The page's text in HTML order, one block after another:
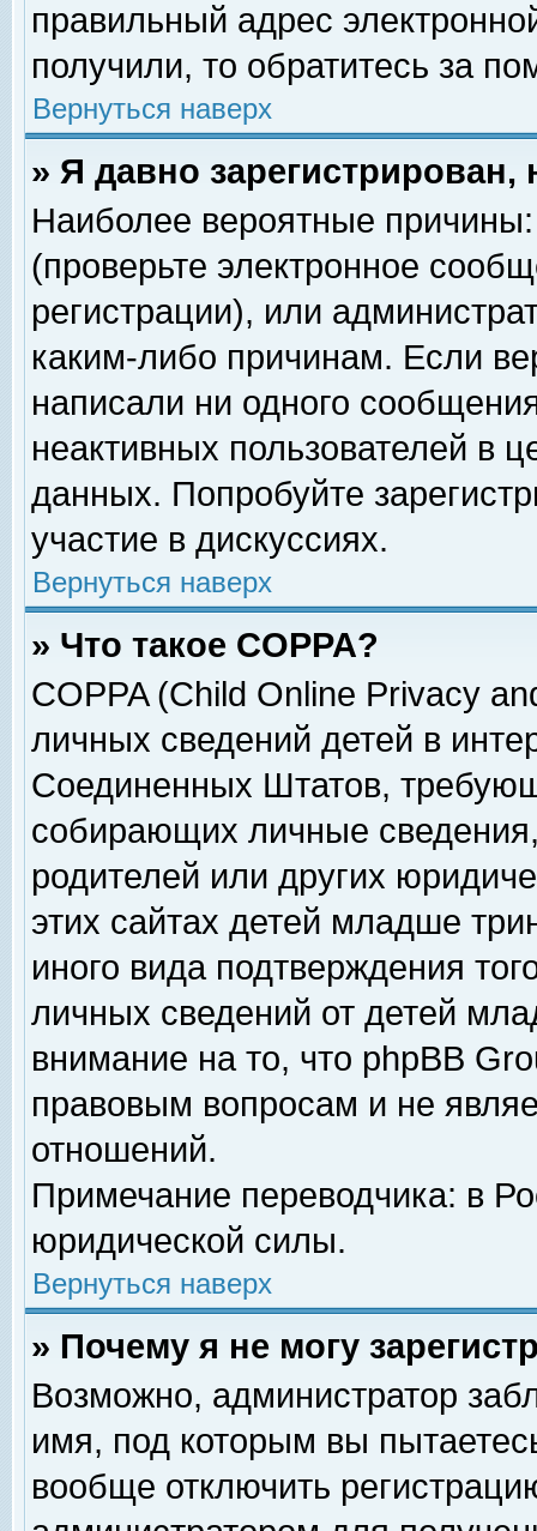
правильный адрес
получили, то обратитесь за
Вернуться наверх
» Я давно
Наиболее вероятные
(проверьте электронное
регистрации), или
каким-либо причинам. Если
написали ни одного
неактивных пользователей в
данных. Попробуйте
участие в дискуссиях.
Вернуться наверх
» Что такое COPPA?
COPPA (Child Online Privacy
личных сведений детей в
Соединенных Штатов,
собирающих личные
родителей или других
этих сайтах детей младше
иного вида подтверждения
личных сведений от детей
внимание на то, что phpBB
правовым вопросам и не
отношений.
Примечание переводчика: в
юридической силы.
Вернуться наверх
» Почему я не могу
Возможно, администратор
имя, под которым вы
вообще отключить